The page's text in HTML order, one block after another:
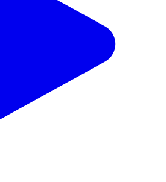
बवाना लाल फ्लैट्स के निवासियों को